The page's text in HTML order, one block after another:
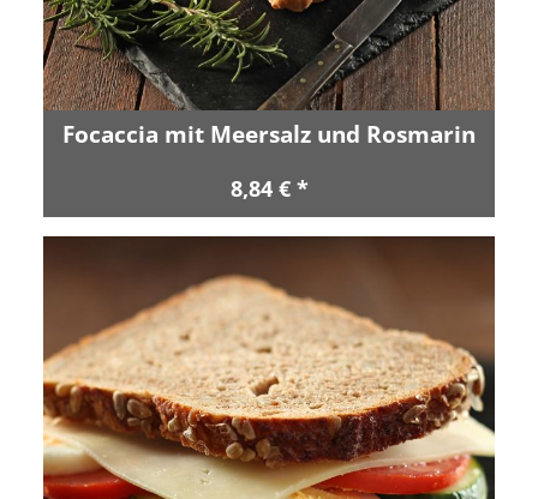
Focaccia mit Meersalz und Rosmarin
8,84 € *